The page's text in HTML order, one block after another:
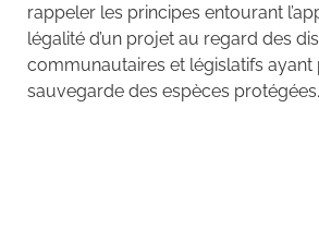
rappeler les principes entourant
légalité d’un projet au regard des
communautaires et législatifs ayant
sauvegarde des espèces protégées.